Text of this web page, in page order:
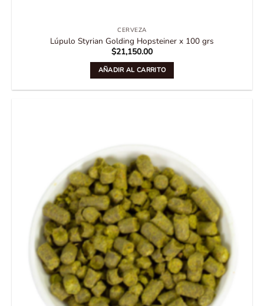
CERVEZA
Lúpulo Styrian Golding Hopsteiner x 100 grs
$21,150.00
AÑADIR AL CARRITO